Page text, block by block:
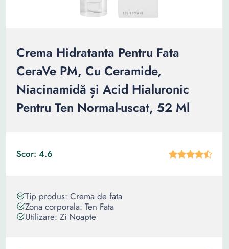
Crema Hidratanta Pentru Fata
CeraVe PM, Cu Ceramide,
Niacinamidă și Acid Hialuronic
Pentru Ten Normal-uscat, 52 Ml
Scor: 4.6
Tip produs: Crema de fata
Zona corporala: Ten Fata
Utilizare: Zi Noapte